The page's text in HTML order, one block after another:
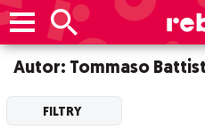
Autor: Tommaso
FILTRY